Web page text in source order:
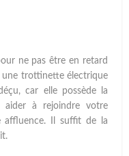
ne pas être en retard
une trottinette électrique
car elle possède la
aider à rejoindre votre
affluence. Il suffit de la